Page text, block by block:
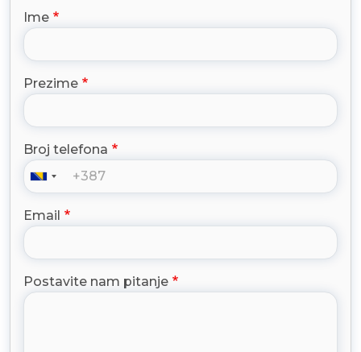
Ime
Prezime
Broj telefona
Email
Postavite nam pitanje